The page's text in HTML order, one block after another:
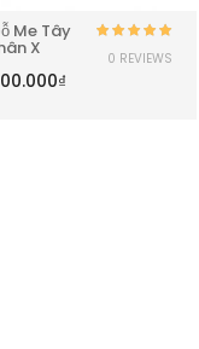
Me Tây
X
₫
hạng5.00 5
0 REVIEWS